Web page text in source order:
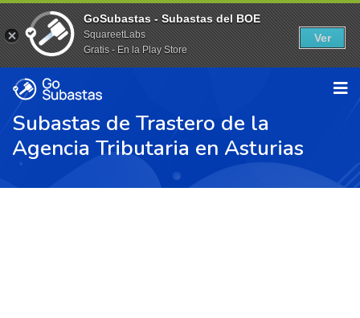
Subastas de Trastero de la
Agencia Tributaria en Asturias
GoSubastas - Subastas del BOE
SquareetLabs
Gratis - En la Play Store
Ver